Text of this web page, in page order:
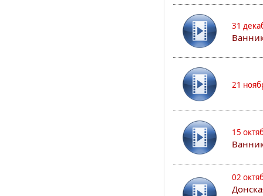
31
21
15
02